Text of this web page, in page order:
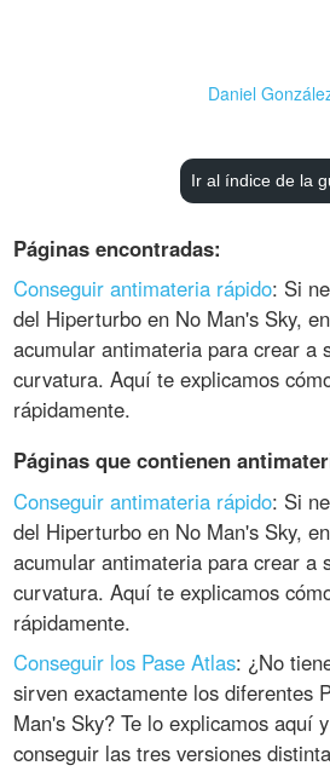
Daniel
Ir al índice de la
Páginas encontradas:
Conseguir antimateria rápido: Si
del Hiperturbo en No Man's Sky,
acumular antimateria para crear a
curvatura. Aquí te explicamos
rápidamente.
Páginas que contienen
Conseguir antimateria rápido: Si
del Hiperturbo en No Man's Sky,
acumular antimateria para crear a
curvatura. Aquí te explicamos
rápidamente.
Conseguir los Pase Atlas: ¿No
sirven exactamente los diferentes
Man's Sky? Te lo explicamos aquí
conseguir las tres versiones